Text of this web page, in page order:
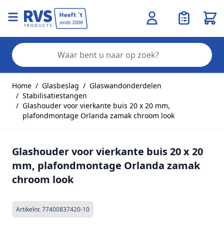
Home / Glasbeslag / Glaswandonderdelen
/ Stabilisatiestangen
/ Glashouder voor vierkante buis 20 x 20 mm,
plafondmontage Orlanda zamak chroom look
Glashouder voor vierkante buis 20 x 20
mm, plafondmontage Orlanda zamak
chroom look
Artikelnr.77400837420-10